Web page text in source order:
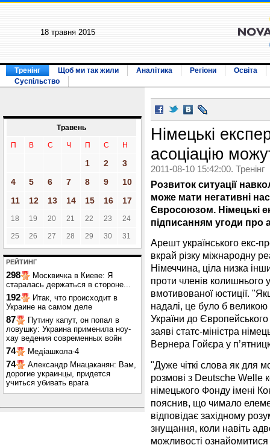
18 травня 2015
Тренінг Щоб ми так жили Аналітика Регіони
Освіта
Суспільство
Травень
П В С Ч П С Н
1 2
3
4
5 6 7 8 9
10
11
12 13 14 15 16 17
18 19 20 21 22 23 24
25 26 27 28 29 30 31
РЕЙТИНГ
298
Москвичка в Киеве: Я
старалась держаться в стороне...
192
Итак, что происходит в
Украине на самом деле
87
Путину капут, он попал в
ловушку: Украина применила ноу-
хау ведения современных войн
74 Медіашкола-4
74
Александр Мнацаканян: Вам,
дорогие украинцы, придется
учиться убивать врага
Німецькі
асоціацію
2011-08-10 15:42:00. Тренінг
Розвиток ситуації
може мати негативні
Євросоюзом. Німецькі
підписанням угоди про
Арешт українського екс-
вкрай різку міжнародну
Німеччина, ціла низка
проти членів колишнього
вмотивованої юстиції.
надалі, це було б
України до
заяві статс-міністра
Вернера Гойєра у
"Дуже чіткі слова як для
розмові з Deutsche Welle
німецького Фонду імені
пояснив, що чимало
відповідає західному
знущання, коли навіть
можливості